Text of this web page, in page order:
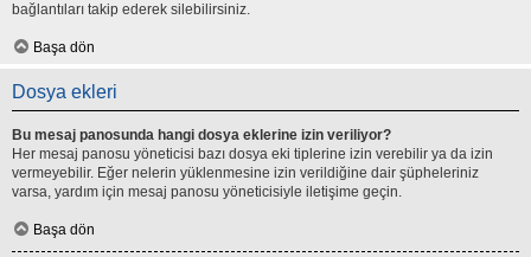
bağlantıları takip ederek silebilirsiniz.
Başa dön
Dosya ekleri
Bu mesaj panosunda hangi dosya eklerine izin veriliyor?
Her mesaj panosu yöneticisi bazı dosya eki tiplerine izin verebilir ya da izin
vermeyebilir. Eğer nelerin yüklenmesine izin verildiğine dair şüpheleriniz
varsa, yardım için mesaj panosu yöneticisiyle iletişime geçin.
Başa dön